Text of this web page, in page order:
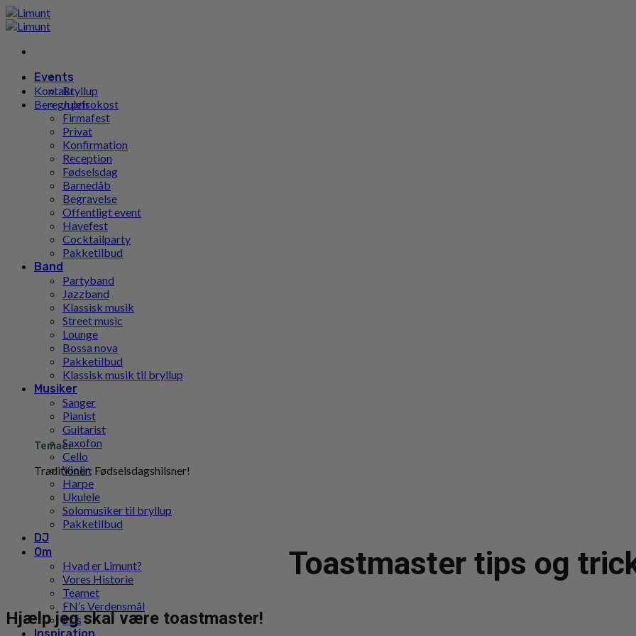
Gå
til
Events
Bryllup
Julefrokost
Firmafest
Privat
Konfirmation
Reception
Fødselsdag
Barnedåb
Begravelse
Offentligt event
Havefest
Cocktailparty
Pakketilbud
Band
Partyband
Jazzband
Klassisk musik
Street music
Lounge
Bossa nova
Pakketilbud
Klassisk musik til bryllup
Musiker
Sanger
Pianist
Guitarist
Saxofon
Cello
Violin
Harpe
Ukulele
Solomusiker til bryllup
Pakketilbud
DJ
Om
Hvad er Limunt?
Vores Historie
Teamet
FN’s Verdensmål
Pris
Kontakt
Beregn pris
Temaer
Traditioner: Fødselsdagshilsner!
Toastmaster tips og
Hjælp jeg skal være toastmaster!